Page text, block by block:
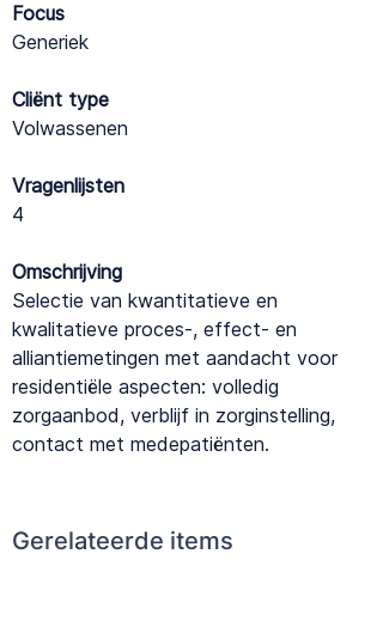
Focus
Generiek
Cliënt type
Volwassenen
Vragenlijsten
4
Omschrijving
Selectie van kwantitatieve en
kwalitatieve proces-, effect- en
alliantiemetingen met aandacht voor
residentiële aspecten: volledig
zorgaanbod, verblijf in zorginstelling,
contact met medepatiënten.
Gerelateerde items